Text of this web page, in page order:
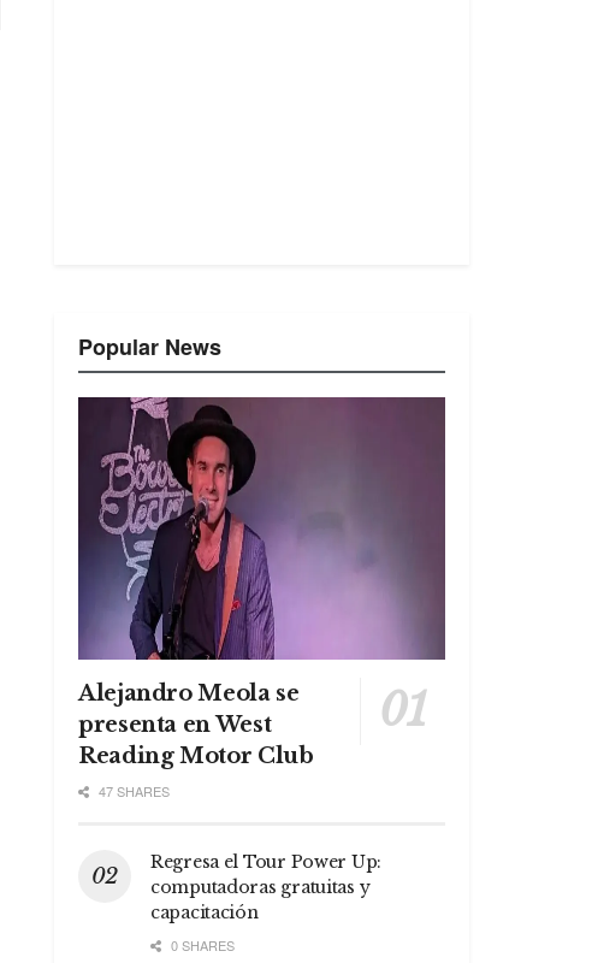
Popular News
Alejandro Meola se
presenta en West
Reading Motor Club
47 SHARES
Regresa el Tour Power Up:
computadoras gratuitas y
capacitación
0 SHARES